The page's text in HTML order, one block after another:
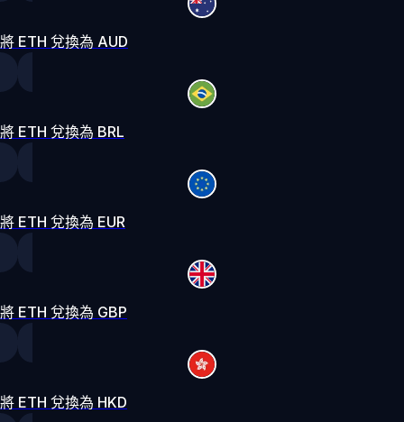
將 ETH 兌換為 AUD
將 ETH 兌換為 BRL
將 ETH 兌換為 EUR
將 ETH 兌換為 GBP
將 ETH 兌換為 HKD